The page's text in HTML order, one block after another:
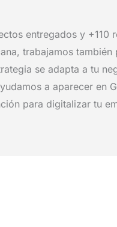
entregados y +110
trabajamos también
se adapta a tu
a aparecer en
para digitalizar tu